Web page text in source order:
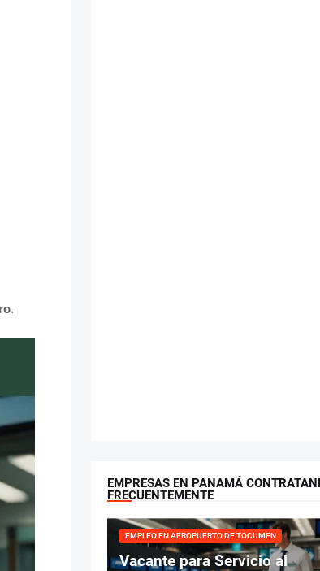
.
EMPRESAS EN PANAMÁ
FRECUENTEMENTE
EMPLEO EN AEROPUERTO DE TOCUMEN
Vacante para Servicio al